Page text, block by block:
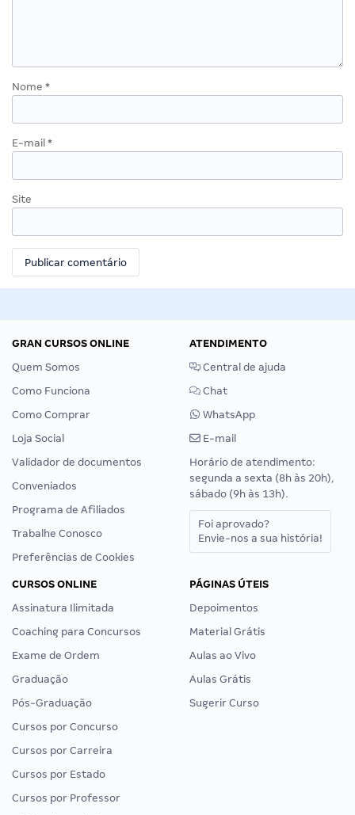
Nome *
E-mail *
Site
GRAN CURSOS ONLINE
Quem Somos
Como Funciona
Como Comprar
Loja Social
Validador de documentos
Conveniados
Programa de Afiliados
Trabalhe Conosco
Preferências de Cookies
ATENDIMENTO
Central de ajuda
Chat
WhatsApp
E-mail
Horário de atendimento:
segunda a sexta (8h às 20h),
sábado (9h às 13h).
Foi aprovado?
Envie-nos a sua história!
CURSOS ONLINE
Assinatura Ilimitada
Coaching para Concursos
Exame de Ordem
Graduação
Pós-Graduação
Cursos por Concurso
Cursos por Carreira
Cursos por Estado
Cursos por Professor
PÁGINAS ÚTEIS
Depoimentos
Material Grátis
Aulas ao Vivo
Aulas Grátis
Sugerir Curso